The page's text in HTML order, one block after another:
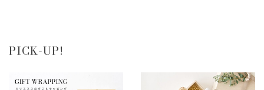
PICK-UP!